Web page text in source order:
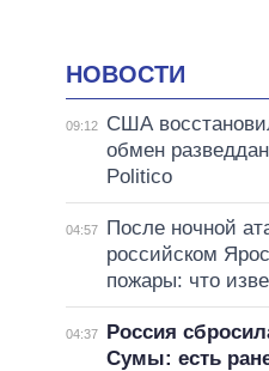
НОВОСТИ
09:12
США
обмен
Politico
04:57
После ночной
российском
пожары: что
04:37
Россия
Сумы: есть